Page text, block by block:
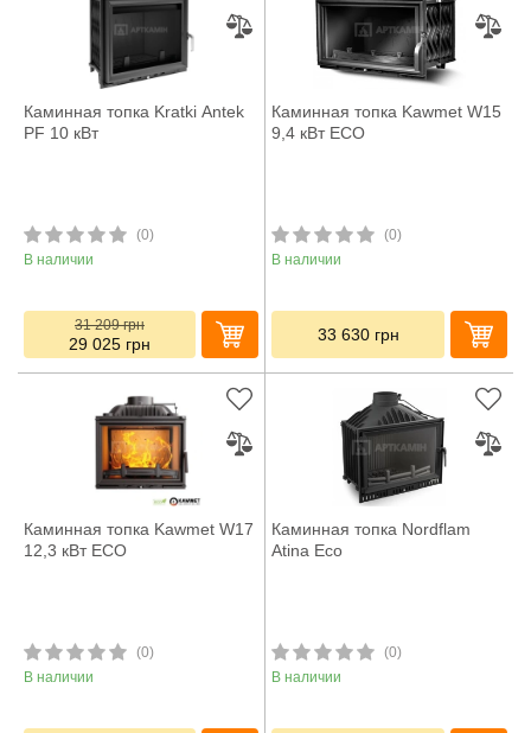
Каминная топка Kratki Antek
PF 10 кВт
(0)
В наличии
31 209грн
29 025 грн
Каминная топка Kawmet W15
9,4 кВт ECO
(0)
В наличии
33 630 грн
Каминная топка Kawmet W17
12,3 кВт ECO
(0)
В наличии
Каминная топка Nordflam
Atina Eco
(0)
В наличии